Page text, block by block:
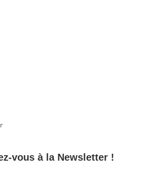
vous à la Newsletter !